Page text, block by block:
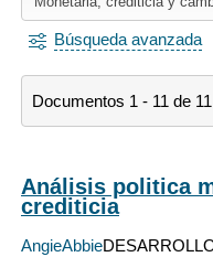
Contáctenos
Búsqueda avanzada
Documentos 1 - 11 de 11
Análisis politica
crediticia
AngieAbbie